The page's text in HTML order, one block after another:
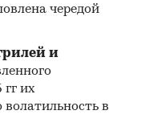
чередой
и
гг их
в